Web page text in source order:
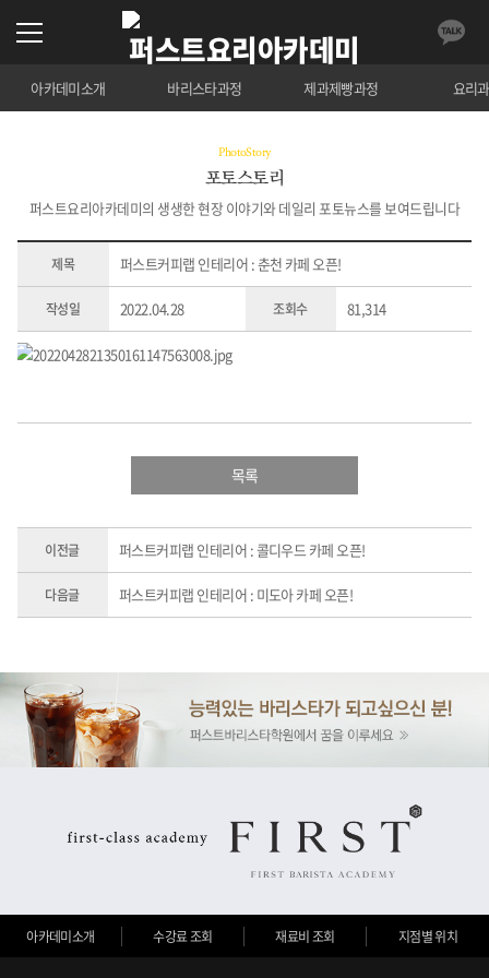
아카데미소개 바리스타과정 제과제빵과정 요리
PhotoStory
포토스토리
퍼스트요리아카데미의 생생한 현장 이야기와 데일리 포토뉴스를 보여드립니다
제목 퍼스트커피랩 인테리어 : 춘천 카페 오픈!
작성일 2022.04.28 조회수 81,314
목록
이전글 퍼스트커피랩 인테리어 : 콜디우드 카페 오픈!
다음글 퍼스트커피랩 인테리어 : 미도아 카페 오픈!
아카데미소개 수강료 조회 재료비 조회 지점별 위치